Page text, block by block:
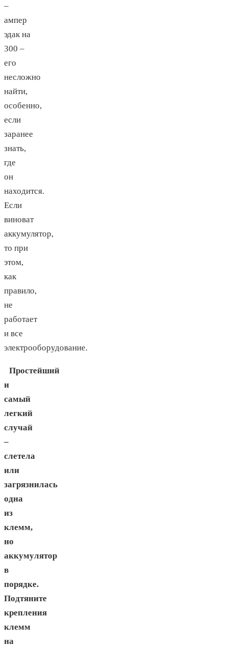
–
ампер
эдак на
300 –
его
несложно
найти,
особенно,
если
заранее
знать,
где
он
находится.
Если
виноват
аккумулятор,
то при
этом,
как
правило,
не
работает
и все
электрооборудование.
Простейший
и
самый
легкий
случай
–
слетела
или
загрязнилась
одна
из
клемм,
но
аккумулятор
в
порядке.
Подтяните
крепления
клемм
на